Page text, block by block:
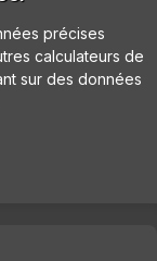
précises
calculateurs de
sur des données